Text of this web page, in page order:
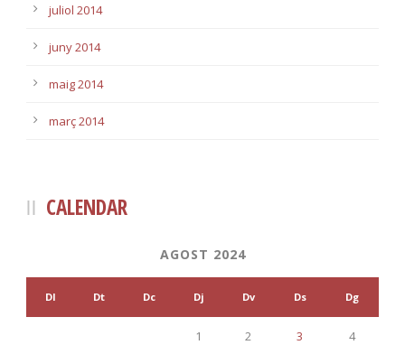
juliol 2014
juny 2014
maig 2014
març 2014
CALENDAR
AGOST 2024
Dl Dt Dc Dj Dv Ds Dg
1 2 3 4